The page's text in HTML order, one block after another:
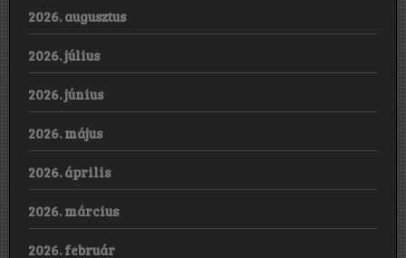
2026. augusztus
2026. július
2026. június
2026. május
2026. április
2026. március
2026. február